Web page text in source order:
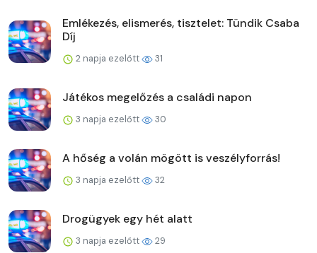
Emlékezés, elismerés, tisztelet: Tündik Csaba
Díj
2 napja ezelőtt 31
Játékos megelőzés a családi napon
3 napja ezelőtt 30
A hőség a volán mögött is veszélyforrás!
3 napja ezelőtt 32
Drogügyek egy hét alatt
3 napja ezelőtt 29